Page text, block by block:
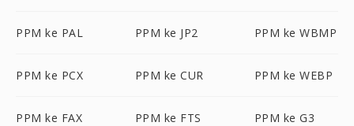
PPM ke PAL PPM ke JP2 PPM ke WBMP
PPM ke PCX PPM ke CUR PPM ke WEBP
PPM ke FAX PPM ke FTS PPM ke G3